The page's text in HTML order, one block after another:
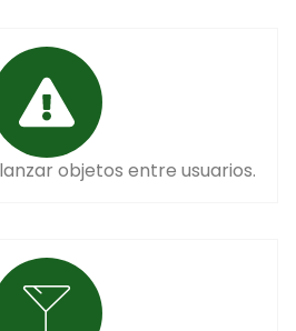
objetos entre usuarios.